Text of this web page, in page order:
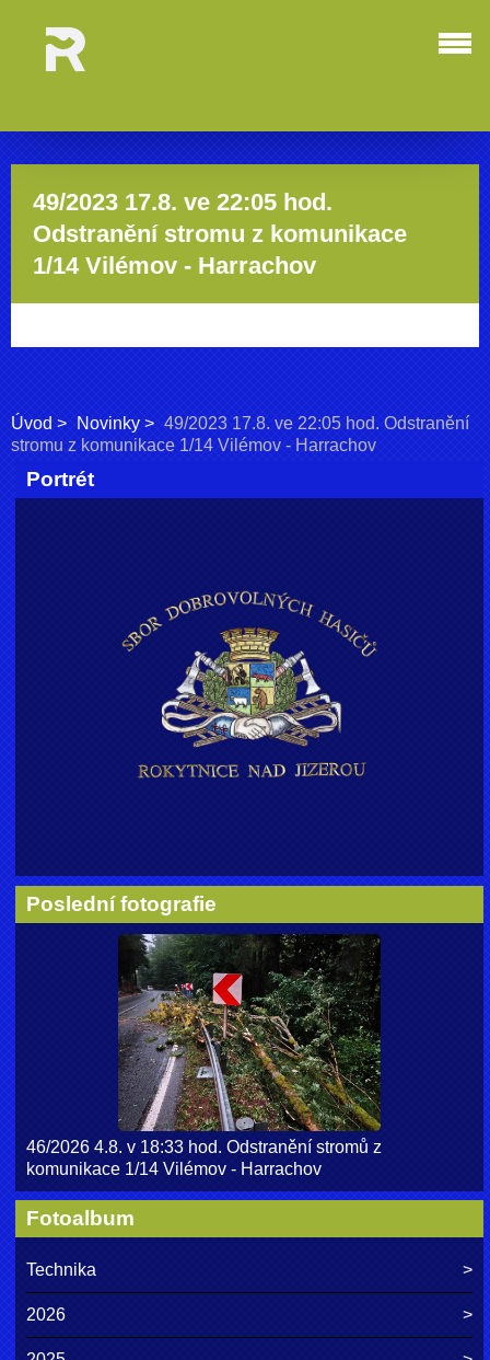
49/2023 17.8. ve 22:05 hod.
Odstranění stromu z komunikace
1/14 Vilémov - Harrachov
Úvod Novinky
49/2023 17.8. ve 22:05 hod. Odstranění
stromu z komunikace 1/14 Vilémov - Harrachov
Portrét
Poslední fotografie
46/2026 4.8. v 18:33 hod. Odstranění stromů z
komunikace 1/14 Vilémov - Harrachov
Fotoalbum
Technika
2026